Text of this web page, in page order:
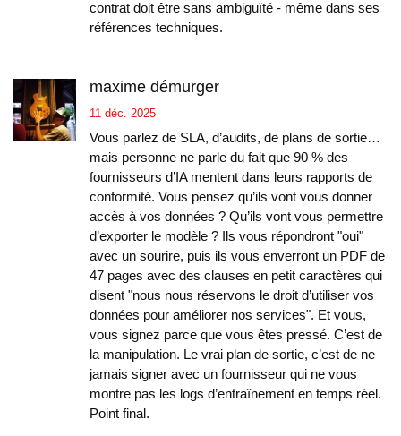
contrat doit être sans ambiguïté - même dans ses
références techniques.
maxime démurger
11 déc. 2025
Vous parlez de SLA, d’audits, de plans de sortie…
mais personne ne parle du fait que 90 % des
fournisseurs d’IA mentent dans leurs rapports de
conformité. Vous pensez qu’ils vont vous donner
accès à vos données ? Qu’ils vont vous permettre
d’exporter le modèle ? Ils vous répondront "oui"
avec un sourire, puis ils vous enverront un PDF de
47 pages avec des clauses en petit caractères qui
disent "nous nous réservons le droit d’utiliser vos
données pour améliorer nos services". Et vous,
vous signez parce que vous êtes pressé. C’est de
la manipulation. Le vrai plan de sortie, c’est de ne
jamais signer avec un fournisseur qui ne vous
montre pas les logs d’entraînement en temps réel.
Point final.